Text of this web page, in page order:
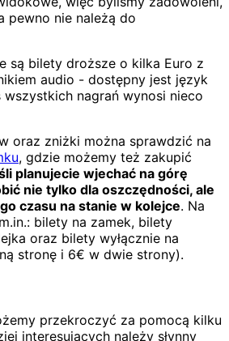
pewno nie należą do
są bilety droższe o kilka Euro z
audio - dostępny jest język
wszystkich nagrań wynosi nieco
oraz zniżki można sprawdzić na
, gdzie możemy też zakupić
planujecie wjechać na górę
nie tylko dla oszczędności, ale
czasu na stanie w kolejce. Na
bilety na zamek, bilety
oraz bilety wyłącznie na
stronę i 6€ w dwie strony).
przekroczyć za pomocą kilku
interesujących należy słynny